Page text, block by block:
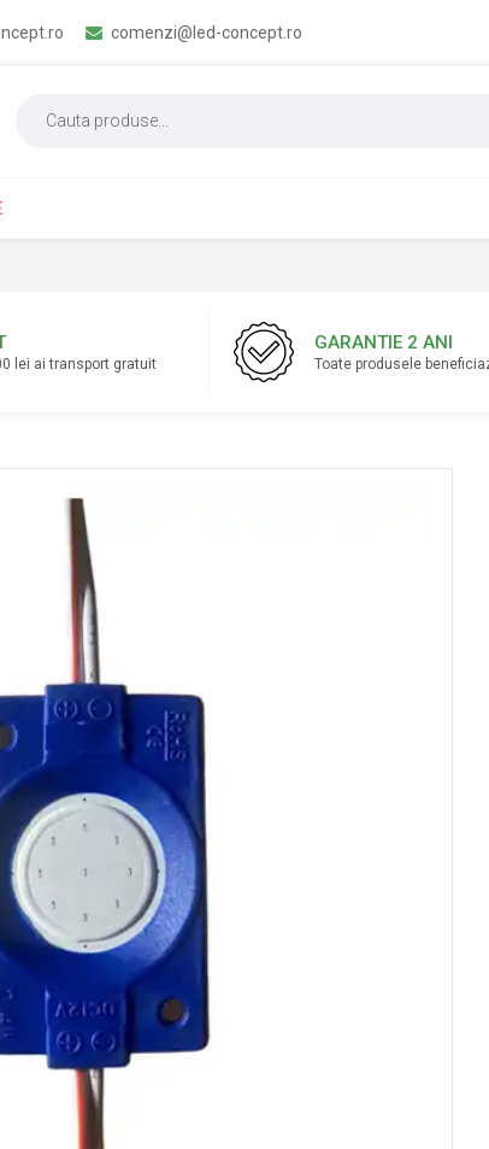
comenzi@led-concept.ro
lei ai transport gratuit
GARANTIE 2 ANI
Toate produsele